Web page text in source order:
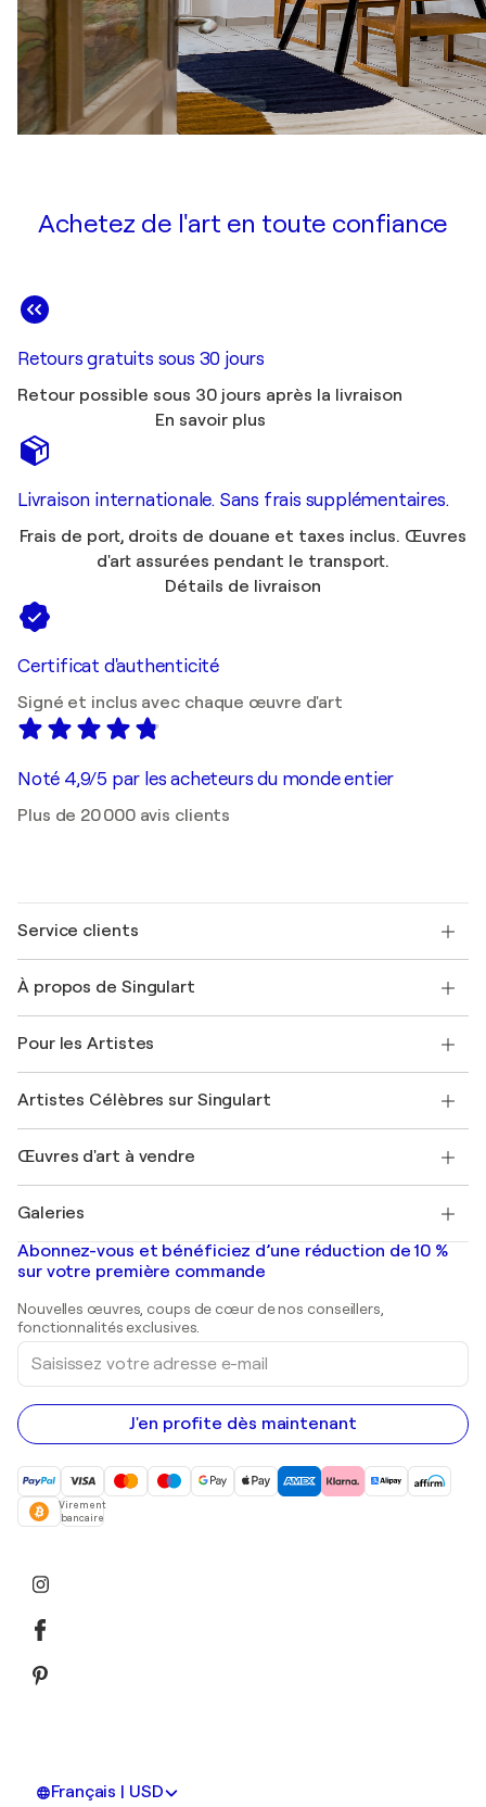
Achetez de l'art en toute confiance
Retours gratuits sous 30 jours
Retour possible sous 30 jours après la livraison
En savoir plus
Livraison internationale. Sans frais supplémentaires.
Frais de port, droits de douane et taxes inclus. Œuvres
d'art assurées pendant le transport.
Détails de livraison
Certificat d'authenticité
Signé et inclus avec chaque œuvre d'art
Noté 4,9/5 par les acheteurs du monde entier
Plus de 20 000 avis clients
Service clients
Expédition
Offrir une carte cadeau
Rejoignez notre programme commercial
Mon compte
+33 1 76 44 06 42
À propos de Singulart
FAQ
Magazine Singulart
Emplois
Découvrez une sélection d'art original
Pour les Artistes
Se connecter en tant qu'Artiste
Artistes Célèbres sur Singulart
Marc Chagall
Banksy
Mr. Brainwash
Shepard Fairey
Œuvres d'art à vendre
Tableaux abstraits à vendre
Peintures de paysage
Estampes
Peintures acryliques
Galeries
Galeries d'art en France
Galeries d'art en Belgique
Abonnez-vous et bénéficiez d’une réduction de 10 %
sur votre première commande
Nouvelles œuvres, coups de cœur de nos conseillers,
fonctionnalités exclusives.
Saisissez
votre
adresse
e-
mail
J'en profite dès maintenant
Virement
bancaire
Français | USD